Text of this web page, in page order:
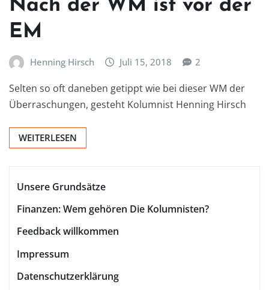
Nach der WM ist vor der
EM
Henning Hirsch Juli 15, 2018 2
Selten so oft daneben getippt wie bei dieser WM der
Überraschungen, gesteht Kolumnist Henning Hirsch
WEITERLESEN
Unsere Grundsätze
Finanzen: Wem gehören Die Kolumnisten?
Feedback willkommen
Impressum
Datenschutzerklärung